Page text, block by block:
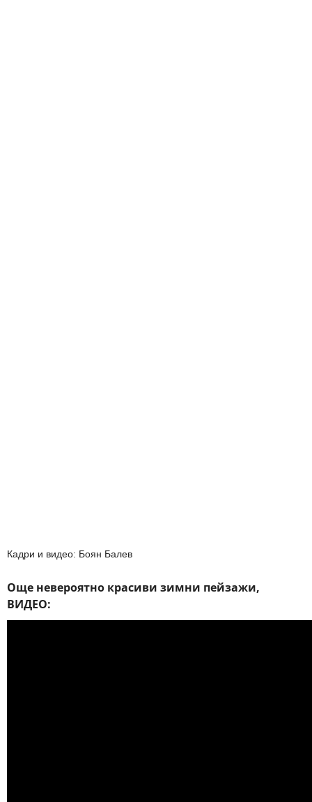
Кадри и видео: Боян Балев
Още невероятно красиви зимни пейзажи,
ВИДЕО: